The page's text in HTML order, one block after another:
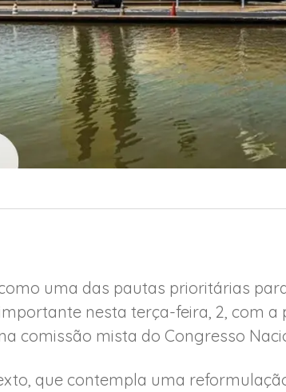
uma das pautas prioritárias
nesta terça-feira, 2, com a
comissão mista do Congresso
que contempla uma